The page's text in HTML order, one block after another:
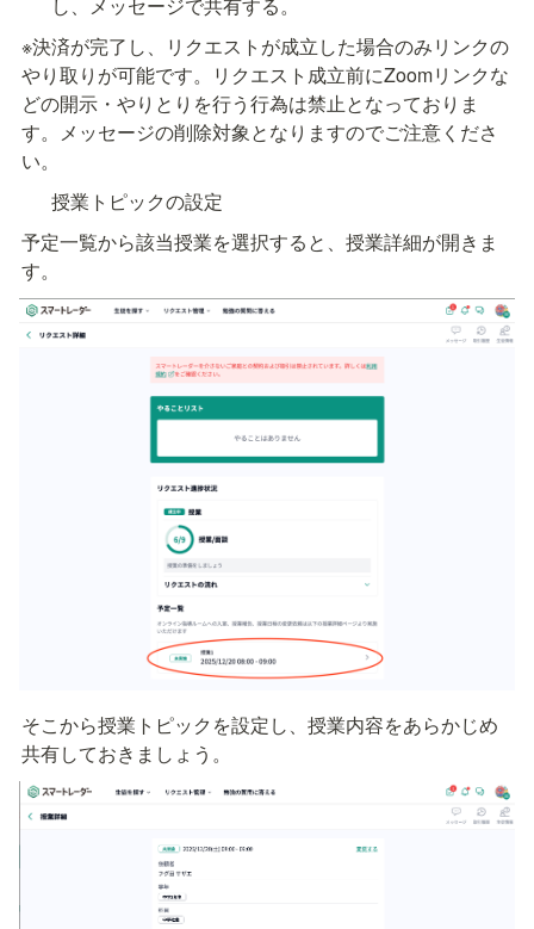
※決済が完了し、リクエストが成立した場合のみリンクの
やり取りが可能です。リクエスト成立前にZoomリンクな
どの開示・やりとりを行う行為は禁止となっておりま
す。メッセージの削除対象となりますのでご注意くださ
い。
授業トピックの設定
予定一覧から該当授業を選択すると、授業詳細が開きま
す。
そこから授業トピックを設定し、授業内容をあらかじめ
共有しておきましょう。